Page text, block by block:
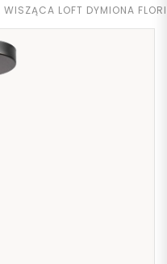
WISZĄCA LOFT DYMIONA FLORI